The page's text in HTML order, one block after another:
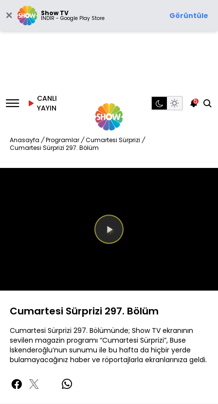
Show TV
İNDİR - Google Play Store Görüntüle
CANLI
YAYIN
5
Anasayfa / Programlar / Cumartesi Sürprizi /
Cumartesi Sürprizi 297. Bölüm
Videoyu
Cumartesi Sürprizi 297. Bölüm
Cumartesi Sürprizi 297. Bölümünde; Show TV ekranının
sevilen magazin programı “Cumartesi Sürprizi”, Buse
İskenderoğlu’nun sunumu ile bu hafta da hiçbir yerde
bulamayacağınız haber ve röportajlarla ekranlarınıza geldi.